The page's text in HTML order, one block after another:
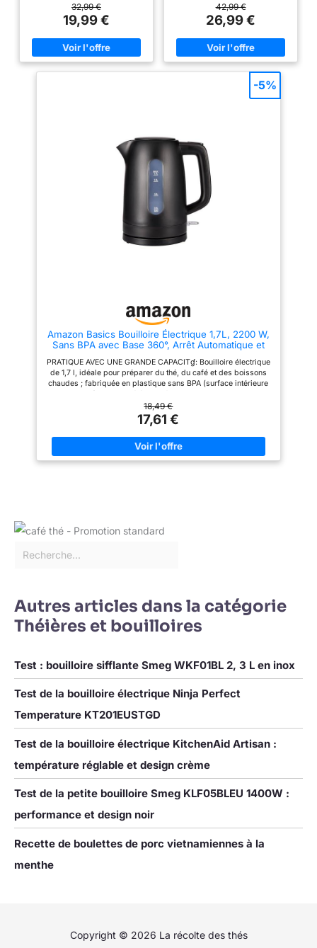
boissons chaudes en un rien de
temps CAPACITÉ DE 1,7 LITRE –
Plus de 7 tasses à capacité
maximale NETTOYAGE SIMPLE
– Couvercle à ressort avec large
ouverture pour un accès facile;
intégré à l’interrupteur
d’alimentation s’allume lorsque
la bouilloire est en marche
32,99 €
19,99 €
performante ; pour les matins
pressés EAU PURE ET SAINE -
Corps en acier inoxydable de
qualité alimentaire ;
Construction en inox SUS304
pour une eau propre et sans
usage quotidien durable EAU
CLAIRE - Filtre anti-calcaire
micro-perforé ; Tamis amovible
UTILISATION FACILE -
Couvercle à ressort avec large
ouverture ; Ouverture d’un
simple bouton pour éviter tout
contact avec la vapeur ;
Nettoyage facilité PRATIQUE ET
SANS FIL - Base pivotante 360°
et range-cordon intégré ;
Bouilloire facile à poser et à
soulever ; Longueur du câble
42,99 €
26,99 €
Amazon Basics Bouilloire Électrique 1,7L, 2200 W,
Sans BPA avec Base 360°, Arrêt Automatique et
PRATIQUE AVEC UNE GRANDE CAPACITɠ: Bouilloire électrique
de 1,7 l, idéale pour préparer du thé, du café et des boissons
chaudes ; fabriquée en plastique sans BPA (surface intérieure
RAPIDE: 2200W/240V pour une préparation rapide, parfaite
pour un usage quotidien efficace DESIGN FONCTIONNEL:
Bouilloire détachable du socle pour un service facile; base
pivotante à 360° avec range-cordon intégré CONÇU POUR
DURER: Équipée du système thermostatique Strix réputé, gage
de fiabilité et de durabilité UTILISATION SÛRE: Arrêt
18,49 €
17,61 €
-5%
Autres articles dans la catégorie
Théières et bouilloires
Test : bouilloire sifflante Smeg WKF01BL 2, 3 L en inox
Test de la bouilloire électrique Ninja Perfect
Temperature KT201EUSTGD
Test de la bouilloire électrique KitchenAid Artisan :
température réglable et design crème
Test de la petite bouilloire Smeg KLF05BLEU 1400W :
performance et design noir
Recette de boulettes de porc vietnamiennes à la
menthe
Copyright © 2026 La récolte des thés